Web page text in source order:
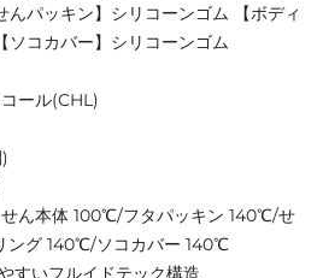
んパッキン】シリコーンゴム 【ボディ
ソコカバー】シリコーンゴム
ール(CHL)
せん本体 100℃/フタパッキン 140℃/せ
ング 140℃/ソコカバー 140℃
すいフルイドテック構造